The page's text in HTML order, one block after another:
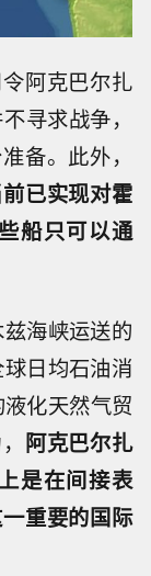
阿克巴尔扎
寻求战争，
备。此外，
已实现对霍
船只可以通
海峡运送的
日均石油消
化天然气贸
阿克巴尔扎
是在间接表
重要的国际